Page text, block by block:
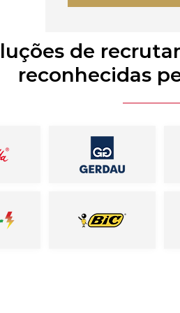
de
reconhecidas